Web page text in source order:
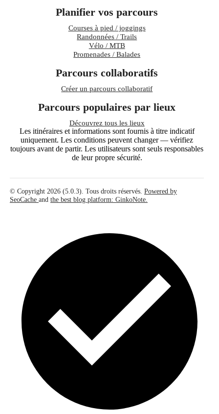
Planifier vos parcours
Courses à pied / joggings
Randonnées / Trails
Vélo / MTB
Promenades / Balades
Parcours collaboratifs
Créer un parcours collaboratif
Parcours populaires par lieux
Découvrez tous les lieux
Les itinéraires et informations sont fournis à titre indicatif
uniquement. Les conditions peuvent changer — vérifiez
toujours avant de partir. Les utilisateurs sont seuls responsables
de leur propre sécurité.
© Copyright 2026 (5.0.3). Tous droits réservés. Powered by
SeoCache and the best blog platform: GinkoNote.